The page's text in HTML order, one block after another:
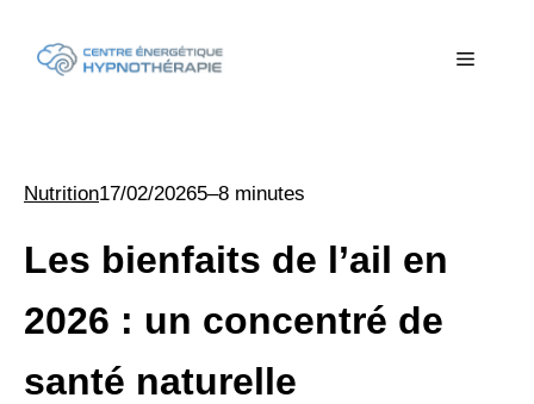
Menu
Nutrition17/02/20265–8 minutes
Les bienfaits de l’ail en
2026 : un concentré de
santé naturelle